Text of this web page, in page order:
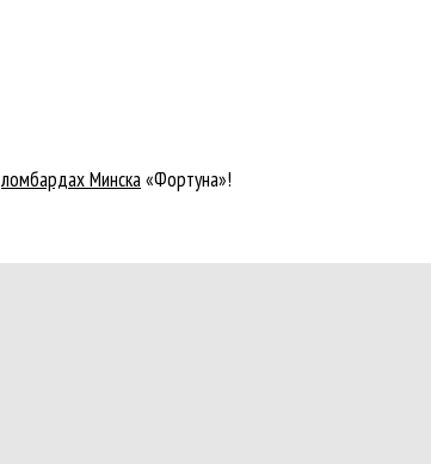
ломбардах Минска«Фортуна»!